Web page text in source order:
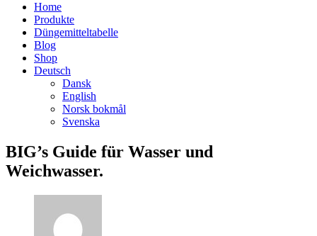
Home
Produkte
Düngemitteltabelle
Blog
Shop
Deutsch
Dansk
English
Norsk bokmål
Svenska
BIG’s Guide für Wasser und
Weichwasser.